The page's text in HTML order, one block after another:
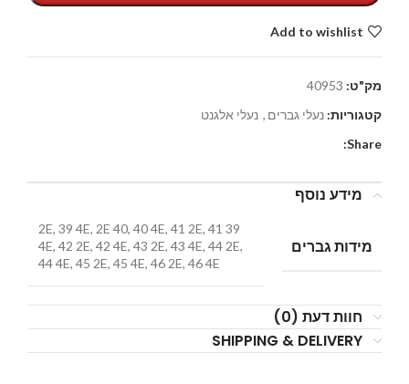
Add to wishlist
מק"ט: 40953
קטגוריות: נעלי גברים , נעלי אלגנט
Share:
מידע נוסף
מידות גברים
39 2E, 39 4E, 2E 40, 40 4E, 41 2E, 41
4E, 42 2E, 42 4E, 43 2E, 43 4E, 44 2E,
44 4E, 45 2E, 45 4E, 46 2E, 46 4E
חוות דעת (0)
SHIPPING & DELIVERY